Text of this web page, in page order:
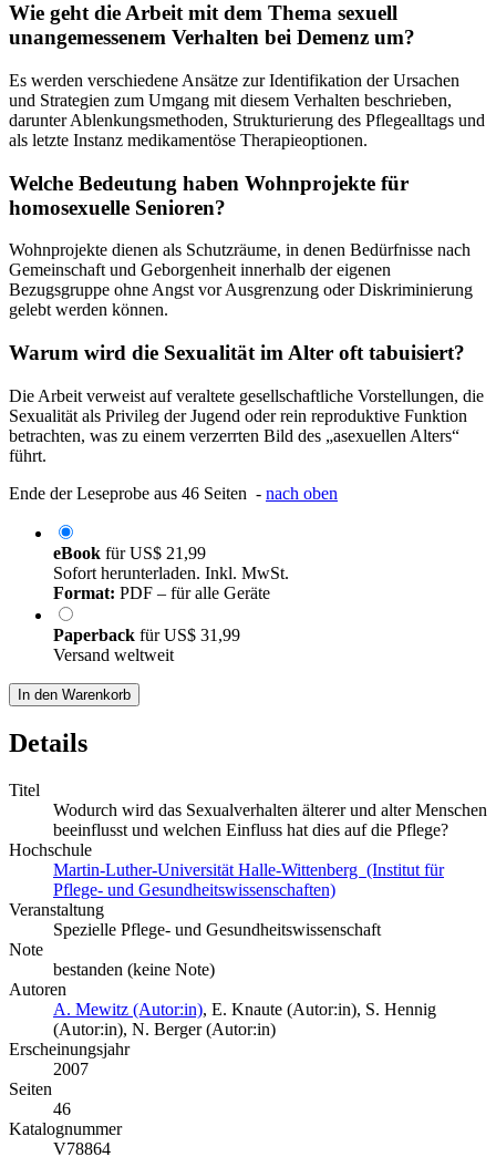
Wie geht die Arbeit mit dem Thema sexuell
unangemessenem Verhalten bei Demenz um?
Es werden verschiedene Ansätze zur Identifikation der Ursachen
und Strategien zum Umgang mit diesem Verhalten beschrieben,
darunter Ablenkungsmethoden, Strukturierung des Pflegealltags und
als letzte Instanz medikamentöse Therapieoptionen.
Welche Bedeutung haben Wohnprojekte für
homosexuelle Senioren?
Wohnprojekte dienen als Schutzräume, in denen Bedürfnisse nach
Gemeinschaft und Geborgenheit innerhalb der eigenen
Bezugsgruppe ohne Angst vor Ausgrenzung oder Diskriminierung
gelebt werden können.
Warum wird die Sexualität im Alter oft tabuisiert?
Die Arbeit verweist auf veraltete gesellschaftliche Vorstellungen, die
Sexualität als Privileg der Jugend oder rein reproduktive Funktion
betrachten, was zu einem verzerrten Bild des „asexuellen Alters“
führt.
Ende der Leseprobe aus 46 Seiten - nach oben
eBook fürUS$ 21,99
Sofort herunterladen. Inkl. MwSt.
Format: PDF – für alle Geräte
Paperback fürUS$ 31,99
Versand weltweit
In den Warenkorb
Details
Titel
Wodurch wird das Sexualverhalten älterer und alter Menschen
beeinflusst und welchen Einfluss hat dies auf die Pflege?
Hochschule
Martin-Luther-Universität Halle-Wittenberg (Institut für
Pflege- und Gesundheitswissenschaften)
Veranstaltung
Spezielle Pflege- und Gesundheitswissenschaft
Note
bestanden (keine Note)
Autoren
A. Mewitz (Autor:in), E. Knaute (Autor:in), S. Hennig
(Autor:in), N. Berger (Autor:in)
Erscheinungsjahr
2007
Seiten
46
Katalognummer
V78864